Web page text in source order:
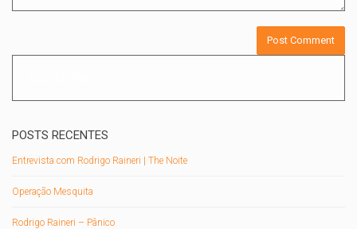
POSTS RECENTES
Entrevista com Rodrigo Raineri | The Noite
Operação Mesquita
Rodrigo Raineri – Pânico